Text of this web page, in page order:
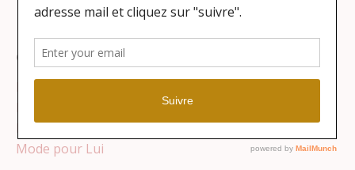
Catégories
Mode pour Elle
Mode pour Lui